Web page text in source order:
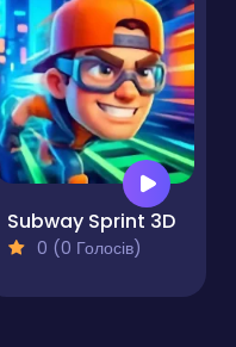
Subway Sprint 3D
0 (0 Голосів)